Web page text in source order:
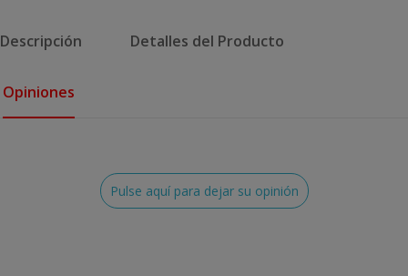
Descripción Detalles del Producto
Opiniones
Pulse aquí para dejar su opinión